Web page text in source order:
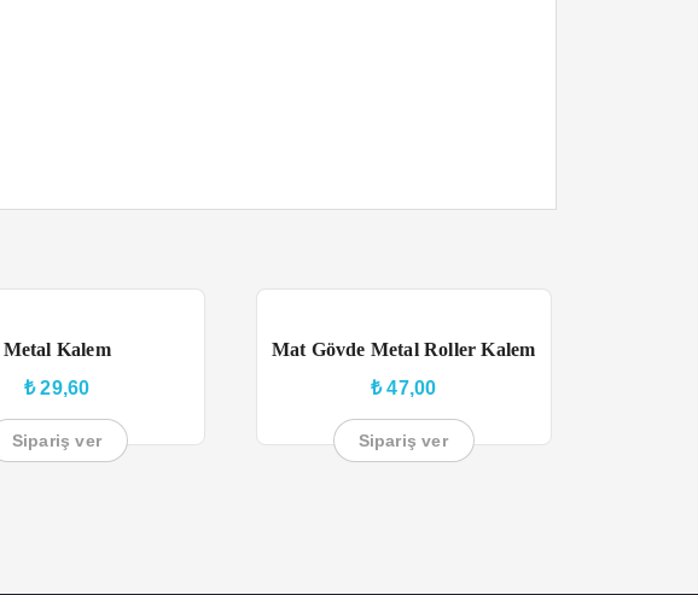
Metal Kalem
₺29,60
Sipariş ver
Mat Gövde Metal Roller Kalem
₺47,00
Sipariş ver